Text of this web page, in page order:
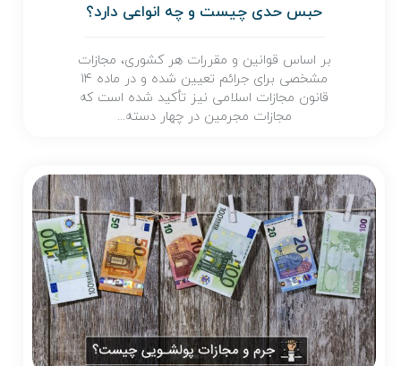
حبس حدی چیست و چه انواعی دارد؟
بر اساس قوانین و مقررات هر کشوری، مجازات
مشخصی برای جرائم تعیین شده و در ماده ۱۴
قانون مجازات اسلامی نیز تأکید شده است که
مجازات مجرمین در چهار دسته...